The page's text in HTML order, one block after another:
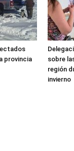
provincia
sobre
región
invierno